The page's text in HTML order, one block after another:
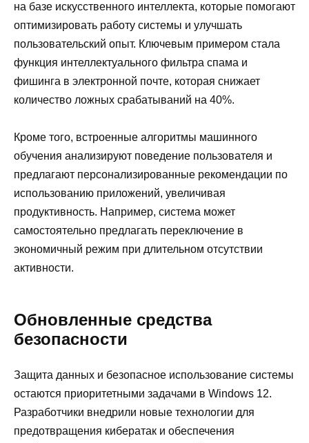
на базе искусственного интеллекта, которые помогают
оптимизировать работу системы и улучшать
пользовательский опыт. Ключевым примером стала
функция интеллектуального фильтра спама и
фишинга в электронной почте, которая снижает
количество ложных срабатываний на 40%.
Кроме того, встроенные алгоритмы машинного
обучения анализируют поведение пользователя и
предлагают персонализированные рекомендации по
использованию приложений, увеличивая
продуктивность. Например, система может
самостоятельно предлагать переключение в
экономичный режим при длительном отсутствии
активности.
Обновленные средства
безопасности
Защита данных и безопасное использование системы
остаются приоритетными задачами в Windows 12.
Разработчики внедрили новые технологии для
предотвращения кибератак и обеспечения